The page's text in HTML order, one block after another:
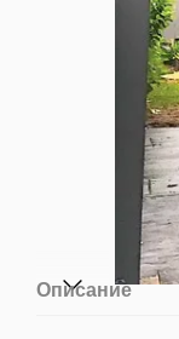
Описание